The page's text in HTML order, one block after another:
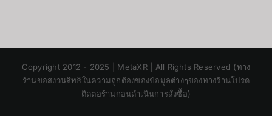
Copyright 2012 - 2025 | MetaXR | All Rights Reserved (ทาง
ร้านขอสงวนสิทธิในความถูกต้องของข้อมูลต่างๆของทางร้านโปรด
ติดต่อร้านก่อนดำเนินการสั่งซื้อ)Chinese